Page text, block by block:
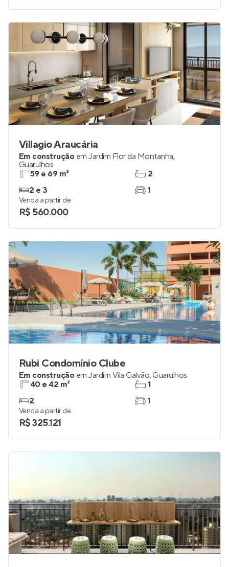
Villagio Araucária
Em construção em Jardim Flor da Montanha,
Guarulhos
59 e 69 m²
2 e 3
2
1
Venda a partir de
R$ 560.000
Rubi Condomínio Clube
Em construção em Jardim Vila Galvão, Guarulhos
40 e 42 m²
2
1
1
Venda a partir de
R$ 325.121